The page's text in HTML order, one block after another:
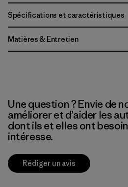
Spécifications et caractéristiques
Matières & Entretien
Une question ? Envie de
améliorer et d’aider les
dont ils et elles ont
intéresse.
Rédiger un avis